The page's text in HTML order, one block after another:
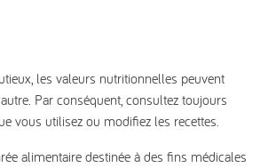
les valeurs nutritionnelles peuvent
Par conséquent, consultez toujours
vous utilisez ou modifiez les recettes.
alimentaire destinée à des fins médicales